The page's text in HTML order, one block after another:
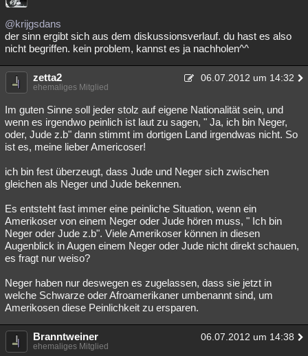
@krijgsdans
der sinn ergibt sich aus dem diskussionsverlauf. du hast es also
nicht begriffen. kein problem, kannst es ja nachholen^^
zetta2 06.07.2012 um 14:32
ehemaliges Mitglied
Im guten Sinne soll jeder stolz auf eigene Nationalität sein, und
wenn es irgendwo peinlich ist laut zu sagen, " Ja, ich bin Neger,
oder, Jude z.b" dann stimmt im dortigen Land irgendwas nicht. So
ist es, meine lieber Americoser!
ich bin fest überzeugt, dass Jude und Neger sich zwischen
gleichen als Neger und Jude bekennen.
Es entsteht fast immer eine peinliche Situation, wenn ein
Amerikoser von einem Neger oder Jude hören muss, " Ich bin
Neger oder Jude z.b". Viele Amerikoser können in diesen
Augenblick in Augen einem Neger oder Jude nicht direkt schauen,
es fragt nur weiso?
Neger haben nur deswegen es zugelassen, dass sie jetzt in
welche Schwarze oder Afroamerikaner umbenannt sind, um
Amerikosen diese Peinlichkeit zu ersparen.
Branntweiner 06.07.2012 um 14:38
ehemaliges Mitglied